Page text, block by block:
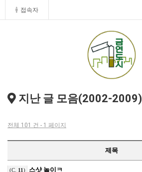
접속자
지난 글 모음(2002-2009)
전체 101 건 - 1 페이지
제목
(C. 11) 스샷 놀이ㅋ